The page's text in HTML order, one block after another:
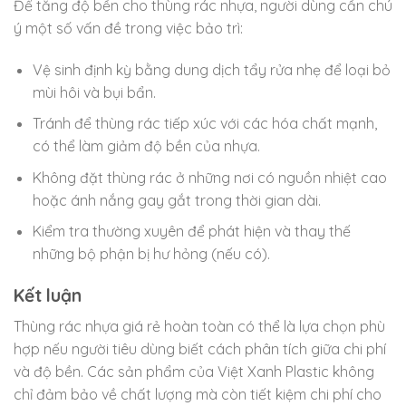
Để tăng độ bền cho thùng rác nhựa, người dùng cần chú
ý một số vấn đề trong việc bảo trì:
Vệ sinh định kỳ bằng dung dịch tẩy rửa nhẹ để loại bỏ
mùi hôi và bụi bẩn.
Tránh để thùng rác tiếp xúc với các hóa chất mạnh,
có thể làm giảm độ bền của nhựa.
Không đặt thùng rác ở những nơi có nguồn nhiệt cao
hoặc ánh nắng gay gắt trong thời gian dài.
Kiểm tra thường xuyên để phát hiện và thay thế
những bộ phận bị hư hỏng (nếu có).
Kết luận
Thùng rác nhựa giá rẻ hoàn toàn có thể là lựa chọn phù
hợp nếu người tiêu dùng biết cách phân tích giữa chi phí
và độ bền. Các sản phẩm của Việt Xanh Plastic không
chỉ đảm bảo về chất lượng mà còn tiết kiệm chi phí cho